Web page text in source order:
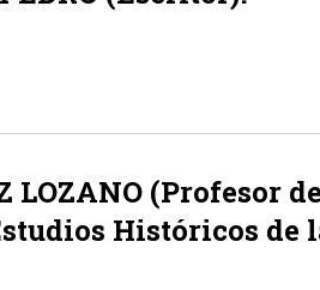
LOZANO (Profesor
Históricos de